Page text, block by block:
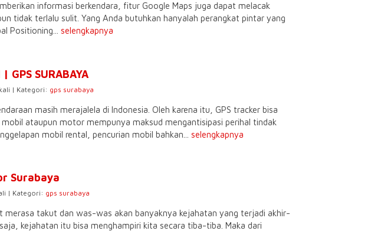
informasi berkendara, fitur Google Maps juga dapat melacak
tidak terlalu sulit. Yang Anda butuhkan hanyalah perangkat pintar yang
Positioning... selengkapnya
SURABAYA
| Kategori: gps surabaya
masih merajalela di Indonesia. Oleh karena itu, GPS tracker bisa
ataupun motor mempunya maksud mengantisipasi perihal tindak
mobil rental, pencurian mobil bahkan... selengkapnya
Surabaya
| Kategori: gps surabaya
merasa takut dan was-was akan banyaknya kejahatan yang terjadi akhir-
kejahatan itu bisa menghampiri kita secara tiba-tiba. Maka dari